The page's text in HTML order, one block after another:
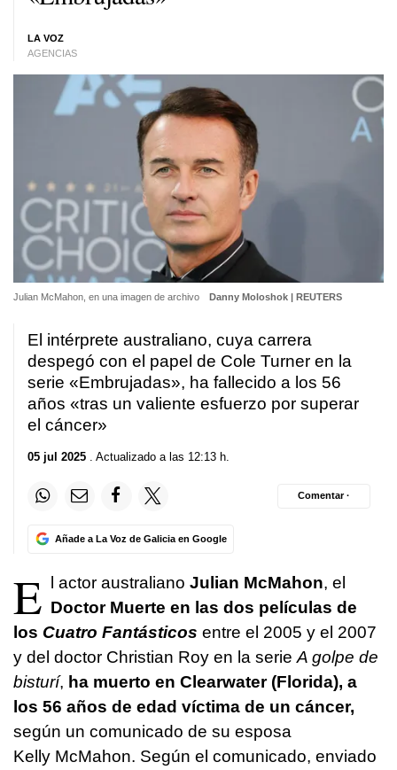
LA VOZ
AGENCIAS
Julian McMahon, en una imagen de archivo Danny Moloshok | REUTERS
El intérprete australiano, cuya carrera
despegó con el papel de Cole Turner en la
serie «Embrujadas», ha fallecido a los 56
años «tras un valiente esfuerzo por superar
el cáncer»
05 jul 2025 . Actualizado a las 12:13 h.
Añade a La Voz de Galicia en Google
Comentar ·
E l actor australiano Julian McMahon, el
Doctor Muerte en las dos películas de
los Cuatro Fantásticos entre el 2005 y el 2007
y del doctor Christian Roy en la serie A golpe de
bisturí, ha muerto en Clearwater (Florida), a
los 56 años de edad víctima de un cáncer,
según un comunicado de su esposa
Kelly McMahon. Según el comunicado, enviado